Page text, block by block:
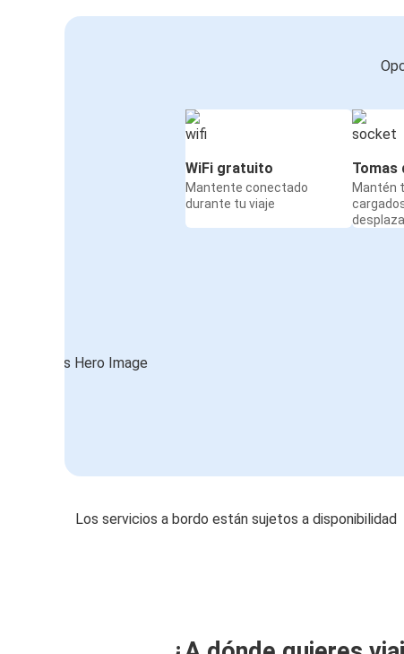
WiFi gratuito
Mantente conectado
durante tu viaje
Tomas
Mantén
Los servicios a bordo están sujetos a disponibilidad